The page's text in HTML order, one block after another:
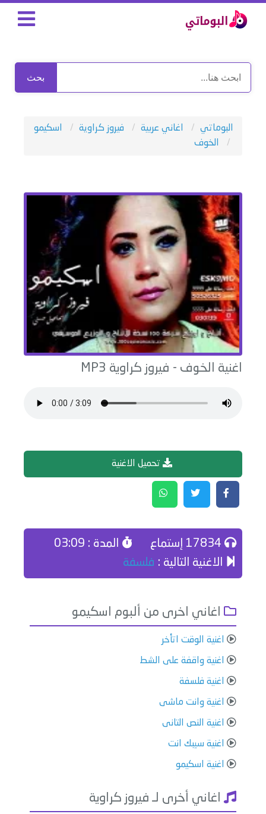
بحث
البوماتي اغاني عربية فيروز كراوية
اسكيمو
الخوف
اغنية الخوف - فيروز كراوية
تحميل الاغنية
المدة : 03:09
الاغنية التالية : فلسفة
اغاني اخرى من ألبوم اسكيمو
اغنية الوقت اتأخر
اغنية واقفة على الشط
اغنية فلسفة
اغنية وانت ماشى
اغنية النص التانى
اغنية سيبك انت
اغنية اسكيمو
اغاني أخرى لـ فيروز كراوية